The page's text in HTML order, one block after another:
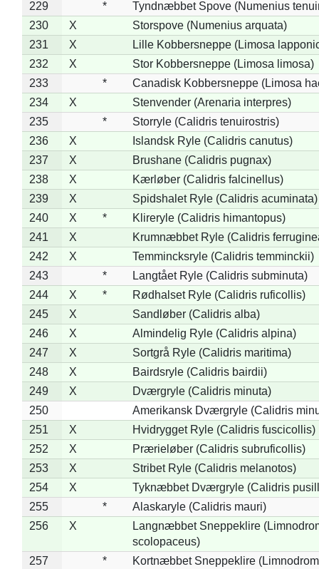
229 *
Tyndnæbbet Spove (Numenius
230
X
Storspove (Numenius arquata)
231
X
Lille Kobbersneppe (Limosa
232
X
Stor Kobbersneppe (Limosa limosa)
233
*
Canadisk Kobbersneppe (Limosa
234
X
Stenvender (Arenaria interpres)
235
*
Storryle (Calidris tenuirostris)
236
X
Islandsk Ryle (Calidris canutus)
237
X
Brushane (Calidris pugnax)
238
X
Kærløber (Calidris falcinellus)
239
X
Spidshalet Ryle (Calidris acuminata)
240
X *
Klireryle (Calidris himantopus)
241
X
Krumnæbbet Ryle (Calidris
242
X
Temmincksryle (Calidris temminckii)
243
*
Langtået Ryle (Calidris subminuta)
244
X *
Rødhalset Ryle (Calidris ruficollis)
245
X
Sandløber (Calidris alba)
246
X
Almindelig Ryle (Calidris alpina)
247
X
Sortgrå Ryle (Calidris maritima)
248
X
Bairdsryle (Calidris bairdii)
249
X
Dværgryle (Calidris minuta)
250
Amerikansk Dværgryle (Calidris
251
X
Hvidrygget Ryle (Calidris fuscicollis)
252
X
Prærieløber (Calidris subruficollis)
253
X
Stribet Ryle (Calidris melanotos)
254
X
Tyknæbbet Dværgryle (Calidris
255
*
Alaskaryle (Calidris mauri)
256
X
Langnæbbet Sneppeklire
scolopaceus)
257
*
Kortnæbbet Sneppeklire